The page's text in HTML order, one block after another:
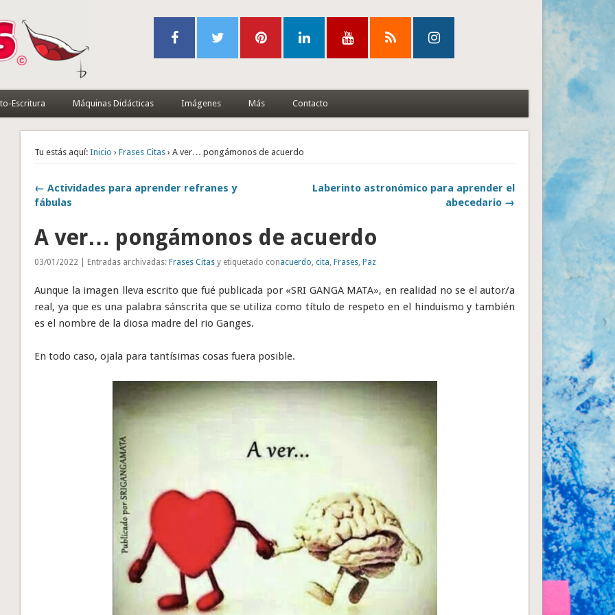
Escritura Máquinas Didácticas Imágenes Más Contacto
Tu estás aquí: Inicio ›Frases Citas › A ver… pongámonos de acuerdo
← Actividades para aprender refranes y
fábulas
Laberinto astronómico para aprender el
abecedario →
A ver… pongámonos de acuerdo
03/01/2022 | Entradas archivadas:Frases Citas y etiquetado conacuerdo,cita,Frases,Paz
Aunque la imagen lleva escrito que fué publicada por «SRI GANGA MATA», en realidad no se el autor/a
real, ya que es una palabra sánscrita que se utiliza como título de respeto en el hinduismo y también
es el nombre de la diosa madre del rio Ganges.
En todo caso, ojala para tantísimas cosas fuera posible.